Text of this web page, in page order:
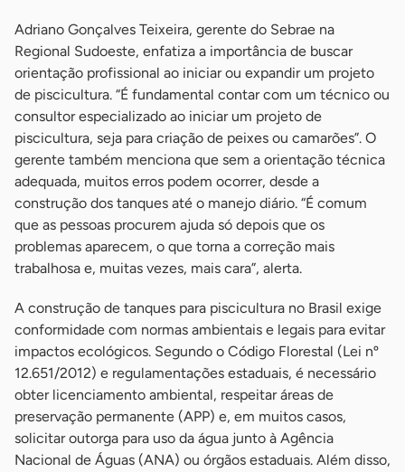
Adriano Gonçalves Teixeira, gerente do Sebrae na
Regional Sudoeste, enfatiza a importância de buscar
orientação profissional ao iniciar ou expandir um projeto
de piscicultura. “É fundamental contar com um técnico ou
consultor especializado ao iniciar um projeto de
piscicultura, seja para criação de peixes ou camarões”. O
gerente também menciona que sem a orientação técnica
adequada, muitos erros podem ocorrer, desde a
construção dos tanques até o manejo diário. “É comum
que as pessoas procurem ajuda só depois que os
problemas aparecem, o que torna a correção mais
trabalhosa e, muitas vezes, mais cara”, alerta.
A construção de tanques para piscicultura no Brasil exige
conformidade com normas ambientais e legais para evitar
impactos ecológicos. Segundo o Código Florestal (Lei nº
12.651/2012) e regulamentações estaduais, é necessário
obter licenciamento ambiental, respeitar áreas de
preservação permanente (APP) e, em muitos casos,
solicitar outorga para uso da água junto à Agência
Nacional de Águas (ANA) ou órgãos estaduais. Além disso,